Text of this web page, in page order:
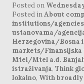
Posted on
Posted inAbout
institutions/
ustanovama/
Herzegovina/Bosna
markets/Finansijska
Mtel/Mtel a.d.
istraživanja, Think
lokalno, With